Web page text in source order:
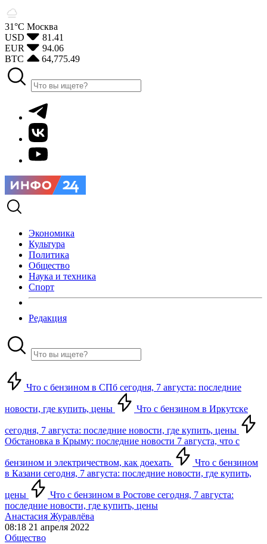
31°С Москва
USD
81.41
EUR
94.06
BTC
64,775.49
Экономика
Культура
Политика
Общество
Наука и техника
Спорт
Редакция
Что с бензином в СПб сегодня, 7 августа: последние
новости, где купить, цены Что с бензином в Иркутске
сегодня, 7 августа: последние новости, где купить, цены
Обстановка в Крыму: последние новости 7 августа, что с
бензином и электричеством, как доехать
Что с бензином
в Казани сегодня, 7 августа: последние новости, где купить,
цены
Что с бензином в Ростове сегодня, 7 августа:
последние новости, где купить, цены
Анастасия Журавлёва
08:18 21 апреля 2022
Общество